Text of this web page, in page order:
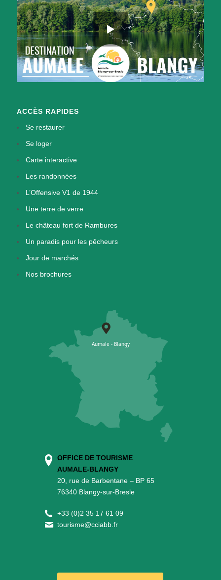
ACCÈS RAPIDES
Se restaurer
Se loger
Carte interactive
Les randonnées
L’Offensive V1 de 1944
Une terre de verre
Le château fort de Rambures
Un paradis pour les pêcheurs
Jour de marchés
Nos brochures
OFFICE DE TOURISME
AUMALE-BLANGY
20, rue de Barbentane – BP 65
76340 Blangy-sur-Bresle
+33 (0)2 35 17 61 09
tourisme@cciabb.fr